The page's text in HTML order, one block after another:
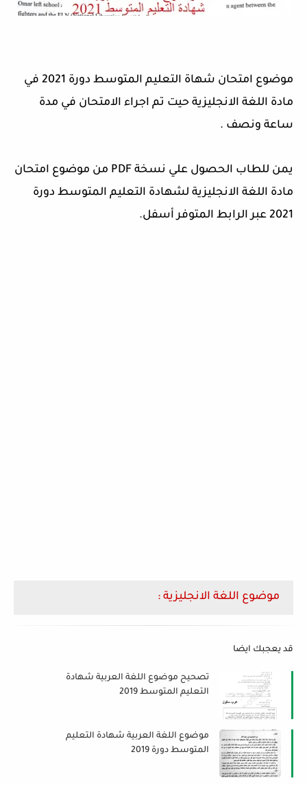
موضوع امتحان شهاة التعليم المتوسط دورة 2021 في
مادة اللغة الانجليزية حيت تم اجراء الامتحان في مدة
ساعة ونصف .
يمن للطاب الحصول علي نسخة PDF من موضوع امتحان
مادة اللغة الانجليزية لشهادة التعليم المتوسط دورة
2021 عبر الرابط المتوفر أسفل.
موضوع اللغة الانجليزية :
قد يعجبك ايضا
تصحيح موضوع اللغة العربية شهادة
التعليم المتوسط 2019
موضوع اللغة العربية شهادة التعليم
المتوسط دورة 2019